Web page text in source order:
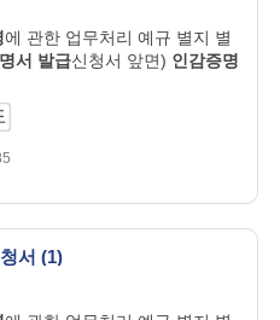
에 관한 업무처리 예규 별지 별
서 발급신청서 앞면) 인감증명
서 (1)